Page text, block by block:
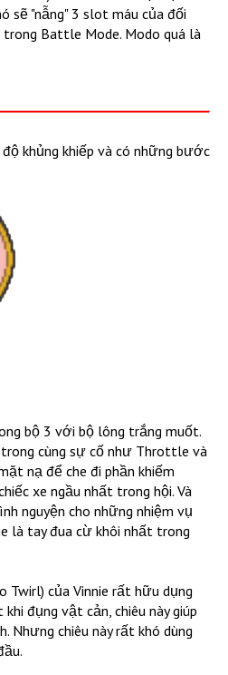
sẽ "nẫng" 3 slot máu của đối
Battle Mode. Modo quá là
khủng khiếp và có những bước
bộ 3 với bộ lông trắng muốt.
cùng sự cố như Throttle và
nạ để che đi phần khiếm
xe ngầu nhất trong hội. Và
nguyện cho những nhiệm vụ
là tay đua cừ khôi nhất trong
Twirl) của Vinnie rất hữu dụng
đụng vật cản, chiêu này giúp
Nhưng chiêu này rất khó dùng